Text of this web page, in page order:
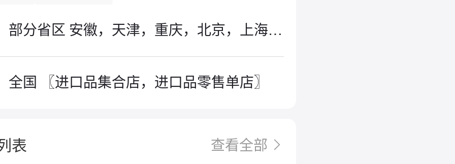
部分省区 安徽，天津，重庆，北京，上海，广东，广西，江西
全国 〖进口品集合店，进口品零售单店〗
表 查看全部